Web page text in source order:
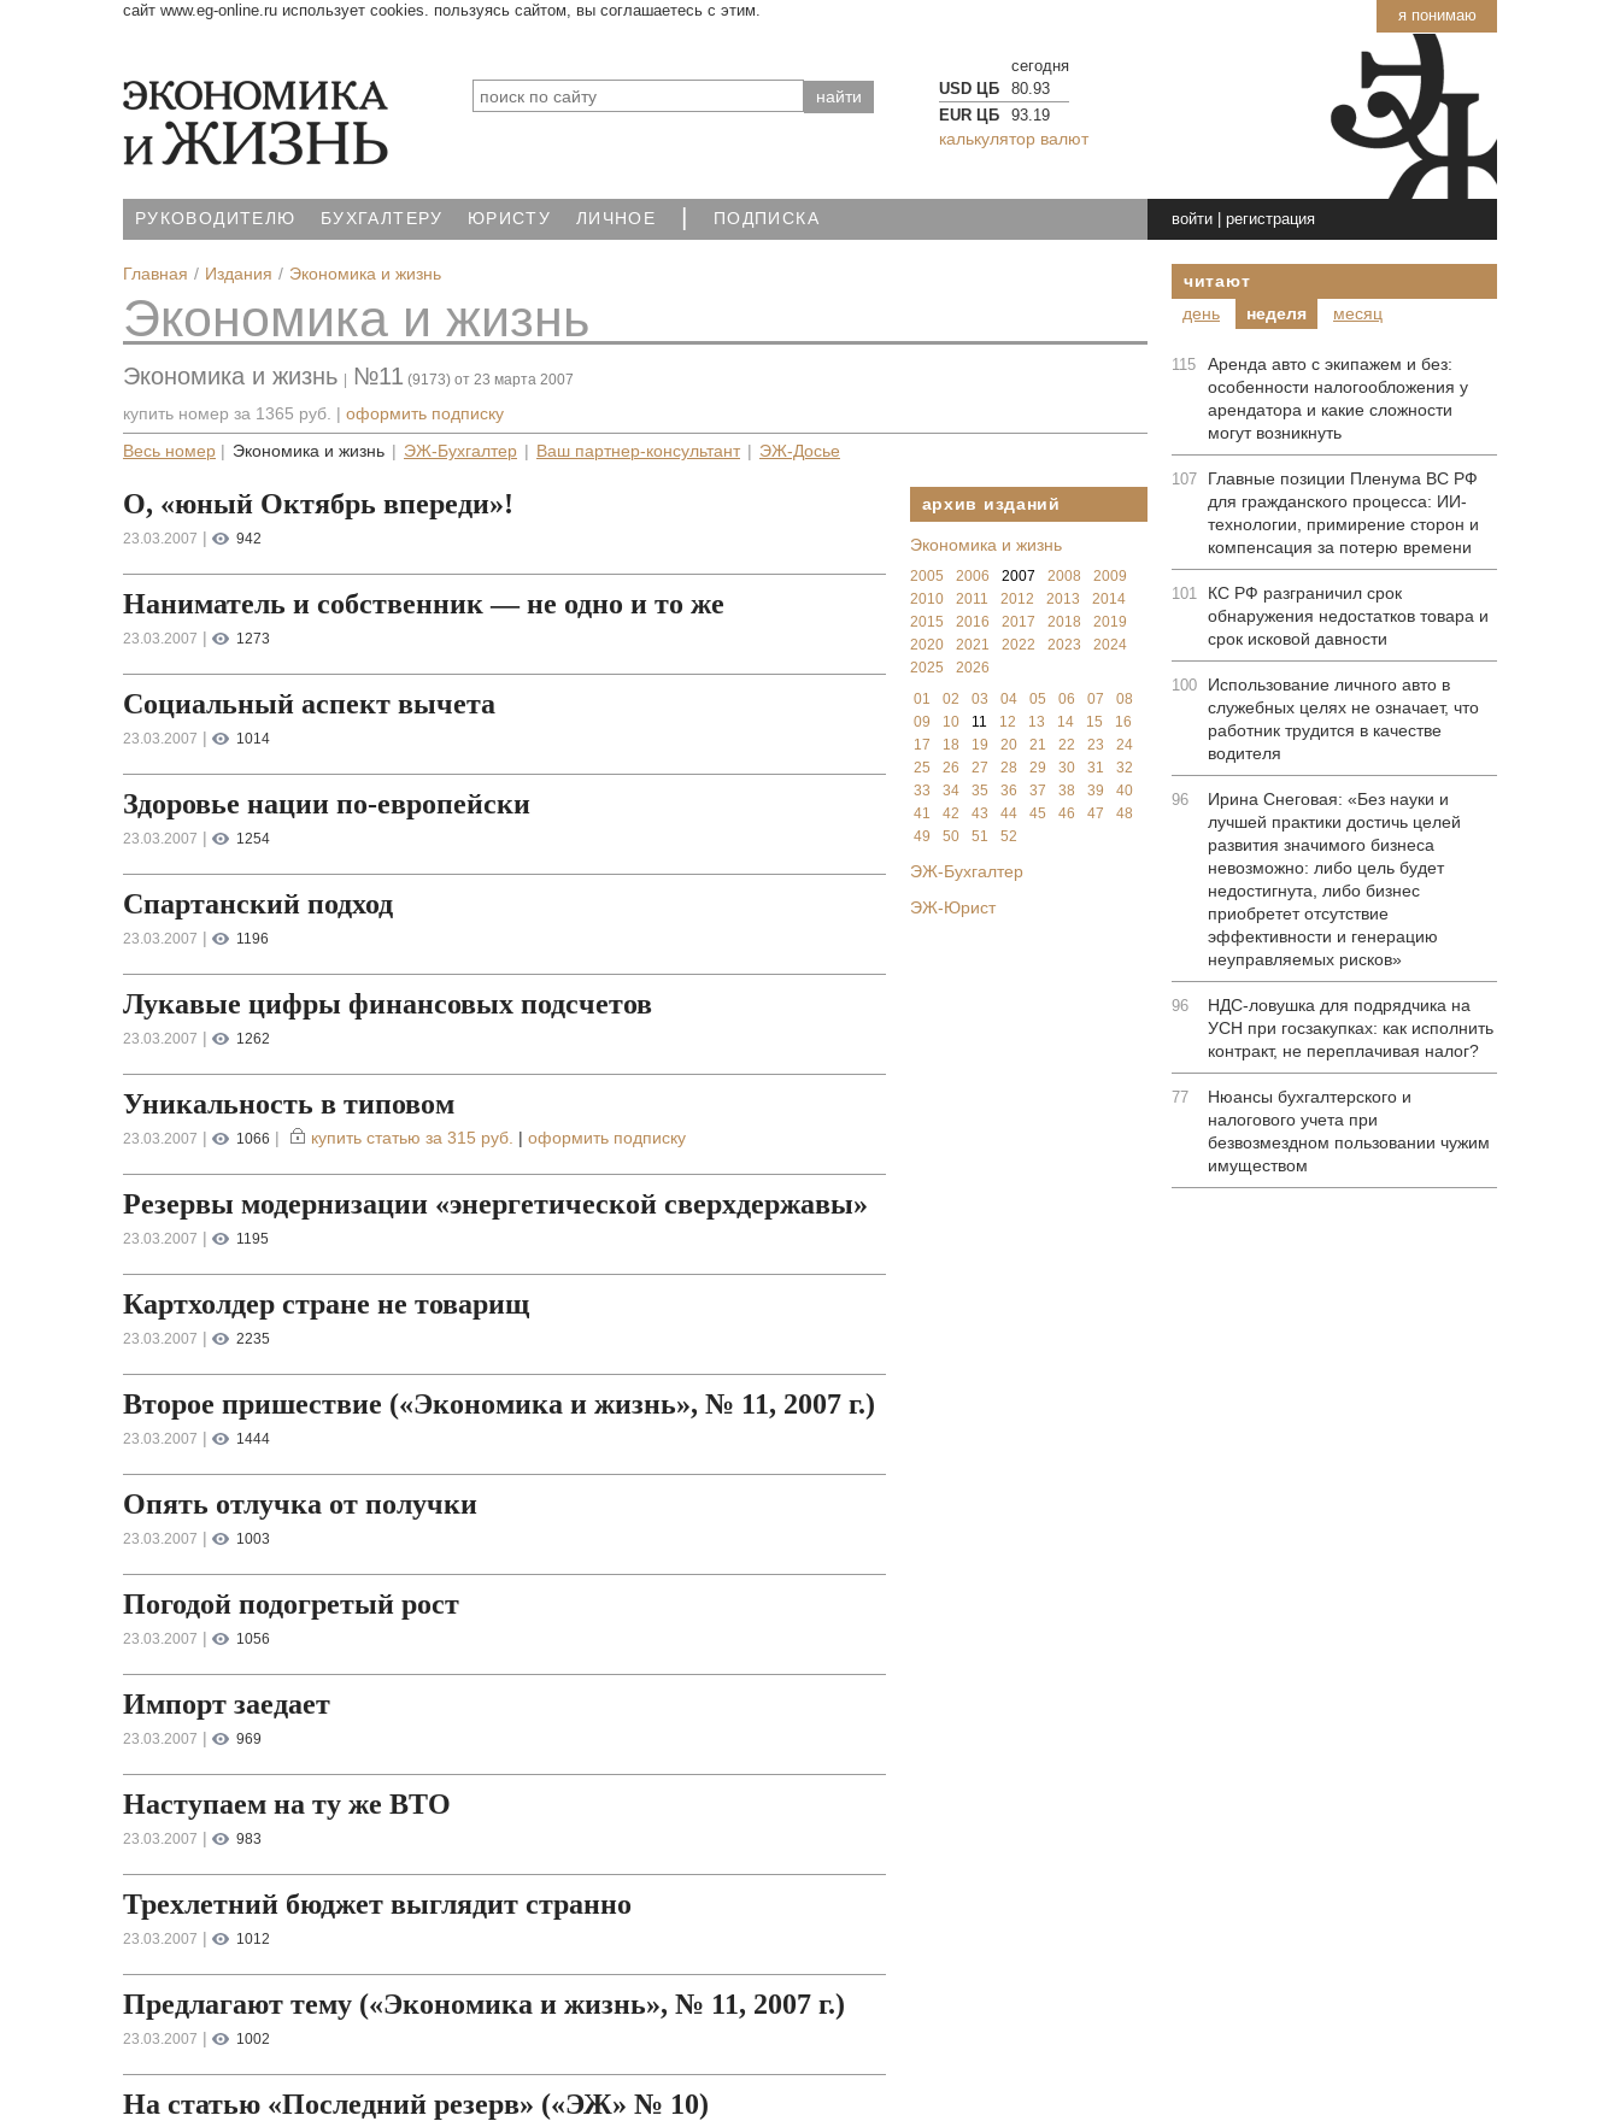
я понимаю
сайт www.eg-online.ru использует cookies. пользуясь сайтом, вы соглашаетесь с этим.
сегодня
USD ЦБ
80.93
EUR ЦБ
93.19
калькулятор валют
РУКОВОДИТЕЛЮ БУХГАЛТЕРУ ЮРИСТУ ЛИЧНОЕ | ПОДПИСКА войти| регистрация
Главная Издания Экономика и жизнь
Экономика и жизнь
Экономика и жизнь №11 (9173) от 23 марта 2007
купить номер за 1365 руб. | оформить подписку
Весь номер Экономика и жизнь ЭЖ-Бухгалтер Ваш партнер-консультант ЭЖ-Досье
О, «юный Октябрь впереди»!
23.03.2007 | 942
Наниматель и собственник — не одно и то же
23.03.2007 | 1273
Социальный аспект вычета
23.03.2007 | 1014
Здоровье нации по-европейски
23.03.2007 | 1254
Спартанский подход
23.03.2007 | 1196
Лукавые цифры финансовых подсчетов
23.03.2007 | 1262
Уникальность в типовом
23.03.2007 | 1066 | купить статью за 315 руб. | оформить подписку
Резервы модернизации «энергетической сверхдержавы»
23.03.2007 | 1195
Картхолдер стране не товарищ
23.03.2007 | 2235
Второе пришествие («Экономика и жизнь», № 11, 2007 г.)
23.03.2007 | 1444
Опять отлучка от получки
23.03.2007 | 1003
Погодой подогретый рост
23.03.2007 | 1056
Импорт заедает
23.03.2007 | 969
Наступаем на ту же ВТО
23.03.2007 | 983
Трехлетний бюджет выглядит странно
23.03.2007 | 1012
Предлагают тему («Экономика и жизнь», № 11, 2007 г.)
23.03.2007 | 1002
На статью «Последний резерв» («ЭЖ» № 10)
архив изданий
Экономика и жизнь
2005 2006 2007 2008
2009
2010
2011 2012 2013
2014
2015
2016 2017 2018
2019
2020
2021 2022 2023
2024
2025
2026
01
02 03 04 05 06 07
08
09
10 11 12 13 14 15
16
17
18 19 20 21 22 23
24
25
26 27 28 29 30 31
32
33
34 35 36 37 38 39
40
41
42 43 44 45 46 47
48
49
50 51 52
ЭЖ-Бухгалтер
ЭЖ-Юрист
читают
день
неделя месяц
115
Аренда авто с экипажем и без:
особенности налогообложения у
арендатора и какие сложности
могут возникнуть
107
Главные позиции Пленума ВС РФ
для гражданского процесса: ИИ-
технологии, примирение сторон и
компенсация за потерю времени
101
КС РФ разграничил срок
обнаружения недостатков товара и
срок исковой давности
100
Использование личного авто в
служебных целях не означает, что
работник трудится в качестве
водителя
96
Ирина Снеговая: «Без науки и
лучшей практики достичь целей
развития значимого бизнеса
невозможно: либо цель будет
недостигнута, либо бизнес
приобретет отсутствие
эффективности и генерацию
неуправляемых рисков»
96
НДС-ловушка для подрядчика на
УСН при госзакупках: как исполнить
контракт, не переплачивая налог?
77
Нюансы бухгалтерского и
налогового учета при
безвозмездном пользовании чужим
имуществом